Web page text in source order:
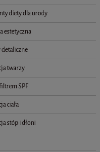
diety dla urody
estetyczna
twarzy
SPF
ciała
stóp i dłoni